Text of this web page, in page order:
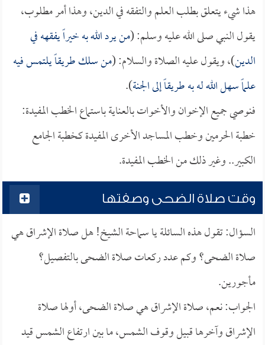
هذا شيء يتعلق بطلب العلم والتفقه في الدين، وهذا أمر مطلوب،
يقول النبي صلى الله عليه وسلم: (من يرد الله به خيراً يفقهه في
الدين)، ويقول عليه الصلاة والسلام: (من سلك طريقاً يلتمس فيه
علماً سهل الله له به طريقاً إلى الجنة).
فنوصي جميع الإخوان والأخوات بالعناية باستماع الخطب المفيدة:
خطبة الحرمين وخطب المساجد الأخرى المفيدة كخطبة الجامع
الكبير.. وغير ذلك من الخطب المفيدة.
وقت صلاة الضحى وصفتها
السؤال: تقول هذه السائلة يا سماحة الشيخ! هل صلاة الإشراق هي
صلاة الضحى؟ وكم عدد ركعات صلاة الضحى بالتفصيل؟
مأجورين.
الجواب: نعم، صلاة الإشراق هي صلاة الضحى، أولها صلاة
الإشراق وآخرها قبيل وقوف الشمس، ما بين ارتفاع الشمس قيد